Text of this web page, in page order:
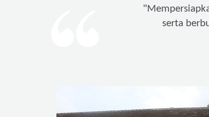
"
serta